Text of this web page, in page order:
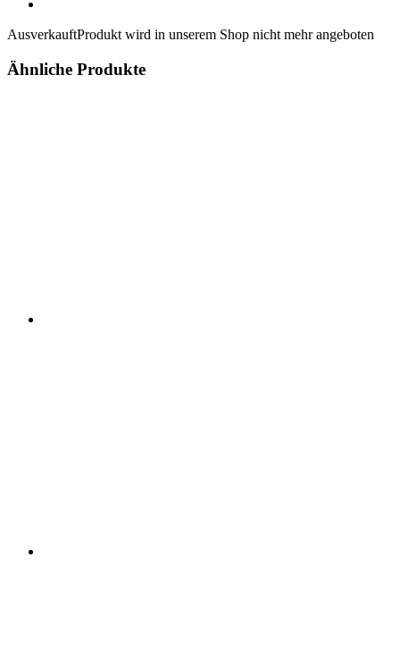
AusverkauftProdukt wird in unserem Shop nicht mehr angeboten
Ähnliche Produkte